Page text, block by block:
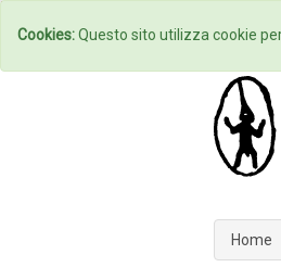
Home
Cookies:Questo sito utilizza cookie